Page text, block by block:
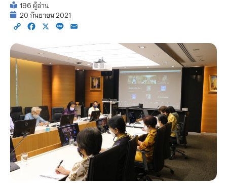
196 ผู้อ่าน
20 กันยายน 2021
Copy Facebook
X Line